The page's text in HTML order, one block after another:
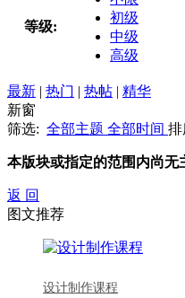
等级:
初级
中级
高级
最新 | 热门 | 热帖 | 精华
新窗
筛选: 全部主题 全部时间 排
本版块或指定的范围内尚无
返 回
图文推荐
设计制作课程